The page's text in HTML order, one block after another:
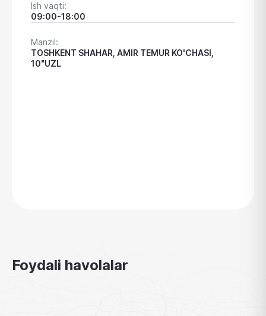
Ish vaqti:
09:00-18:00
Manzil:
TOSHKENT SHAHAR, AMIR TEMUR KO'CHASI,
10"UZL
Foydali havolalar